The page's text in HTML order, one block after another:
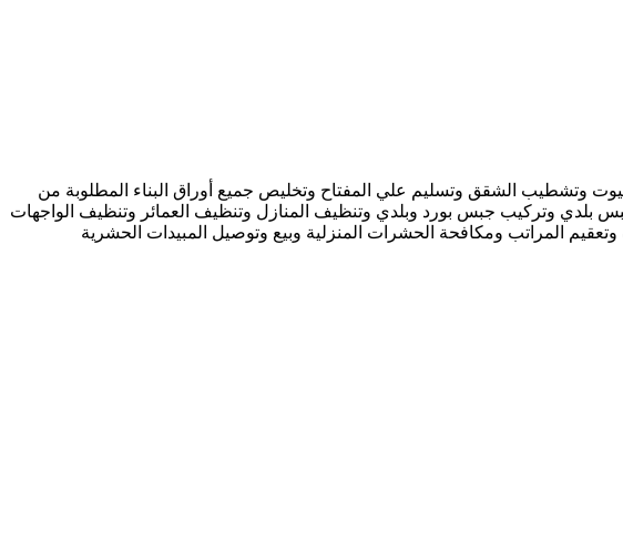
وتشطيب الشقق وتسليم علي المفتاح وتخليص جميع أوراق البناء المطلوبة من
بلدي وتركيب جبس بورد وبلدي وتنظيف المنازل وتنظيف العمائر وتنظيف الواجهات
المراتب ومكافحة الحشرات المنزلية وبيع وتوصيل المبيدات الحشرية